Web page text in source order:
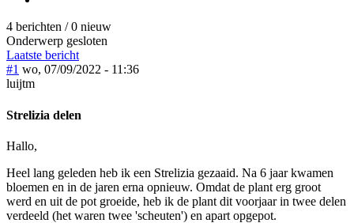
4 berichten / 0 nieuw
Onderwerp gesloten
Laatste bericht
#1 wo, 07/09/2022 - 11:36
luijtm
Strelizia delen
Hallo,
Heel lang geleden heb ik een Strelizia gezaaid. Na 6 jaar kwamen
bloemen en in de jaren erna opnieuw. Omdat de plant erg groot
werd en uit de pot groeide, heb ik de plant dit voorjaar in twee delen
verdeeld (het waren twee 'scheuten') en apart opgepot.